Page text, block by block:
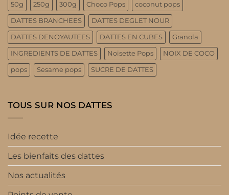
50g 250g 300g Choco Pops coconut pops
DATTES BRANCHEES DATTES DEGLET NOUR
DATTES DENOYAUTEES DATTES EN CUBES Granola
INGREDIENTS DE DATTES Noisette Pops NOIX DE COCO
pops Sesame pops SUCRE DE DATTES
TOUS SUR NOS DATTES
Idée recette
Les bienfaits des dattes
Nos actualités